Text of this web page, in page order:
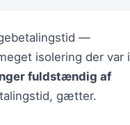
—
isolering der var i
fuldstændig af
gætter.